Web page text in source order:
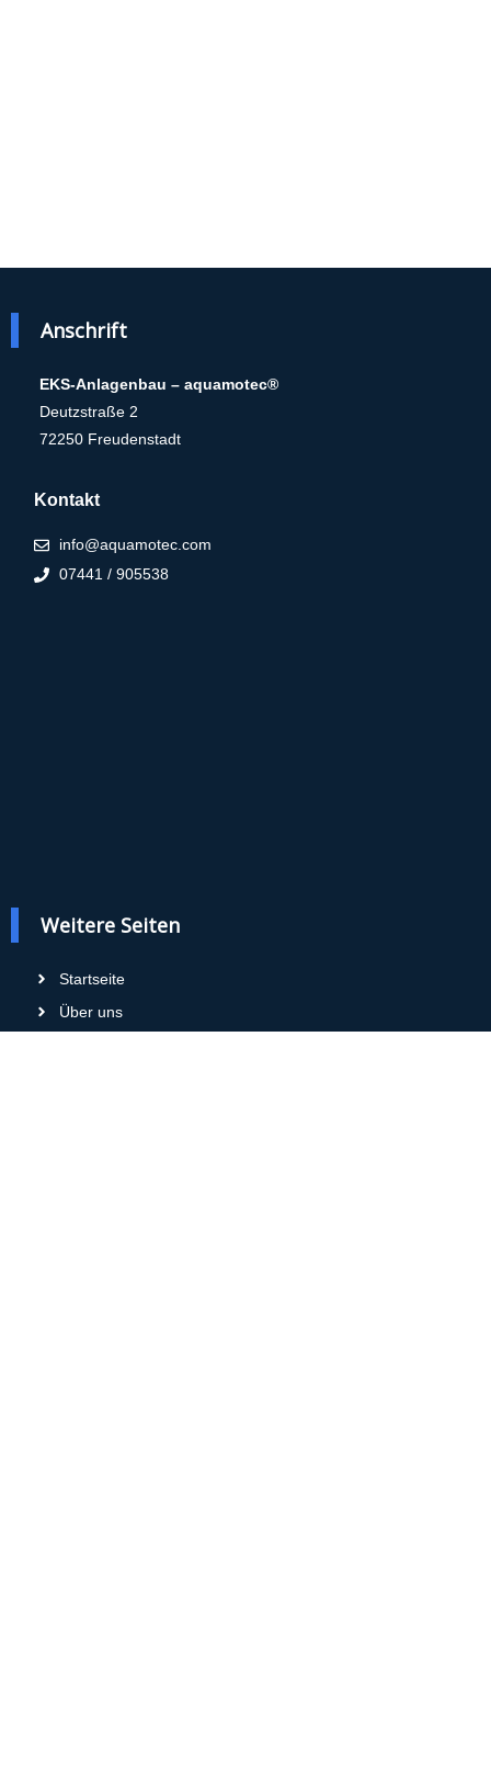
Anschrift
EKS-Anlagenbau – aquamotec®
Deutzstraße 2
72250 Freudenstadt
Kontakt
info@aquamotec.com
07441 / 905538
Weitere Seiten
Startseite
Über uns